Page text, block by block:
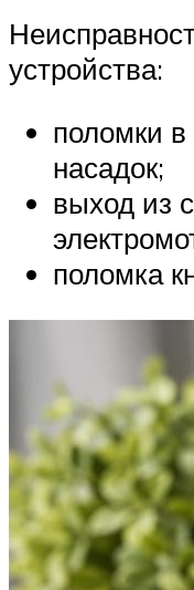
устройства:
поломки в
насадок;
выход из
поломка